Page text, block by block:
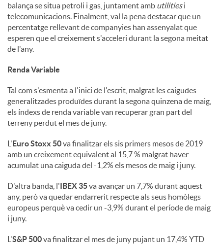
balança se situa petroli i gas, juntament amb utilitiesi
telecomunicacions. Finalment, val la pena destacar que un
percentatge rellevant de companyies han assenyalat que
esperen que el creixement s'acceleri durant la segona meitat
de l'any.
Renda Variable
Tal com s'esmenta a l'inici de l'escrit, malgrat les caigudes
generalitzades produïdes durant la segona quinzena de maig,
els índexs de renda variable van recuperar gran part del
terreny perdut el mes de juny.
L'Euro Stoxx 50va finalitzar els sis primers mesos de 2019
amb un creixement equivalent al 15,7 % malgrat haver
acumulat una caiguda del -1,2% els mesos de maig i juny.
D'altra banda, l'IBEX 35va avançar un 7,7% durant aquest
any, però va quedar endarrerit respecte als seus homòlegs
europeus perquè va cedir un -3,9% durant el període de maig
i juny.
L'S&P 500va finalitzar el mes de juny pujant un 17,4% YTD